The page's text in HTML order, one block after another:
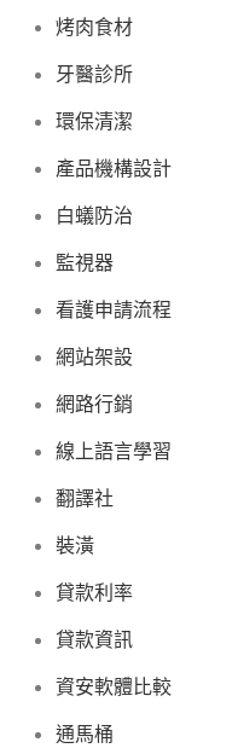
烤肉食材
牙醫診所
環保清潔
產品機構設計
白蟻防治
監視器
看護申請流程
網站架設
網路行銷
線上語言學習
翻譯社
裝潢
貸款利率
貸款資訊
資安軟體比較
通馬桶